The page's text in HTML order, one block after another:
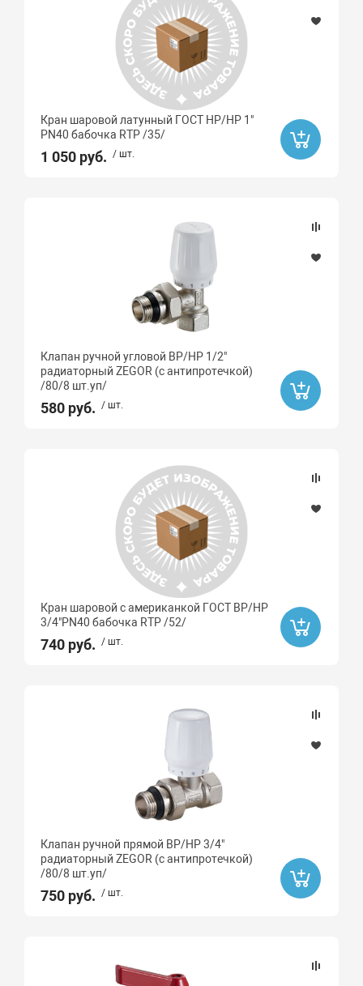
Кран шаровой латунный ГОСТ НР/НР 1"
PN40 бабочка RTP /35/
1 050 руб. / шт.
Клапан ручной угловой ВР/НР 1/2"
радиаторный ZEGOR (с антипротечкой)
/80/8 шт.уп/
580 руб. / шт.
Кран шаровой с американкой ГОСТ ВР/НР
3/4"PN40 бабочка RTP /52/
740 руб. / шт.
Клапан ручной прямой ВР/НР 3/4"
радиаторный ZEGOR (с антипротечкой)
/80/8 шт.уп/
750 руб. / шт.